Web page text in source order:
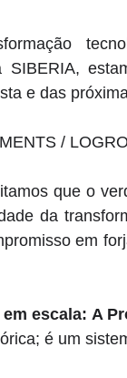
SIBERIA,
e das
/
que o
da
em
escala: A